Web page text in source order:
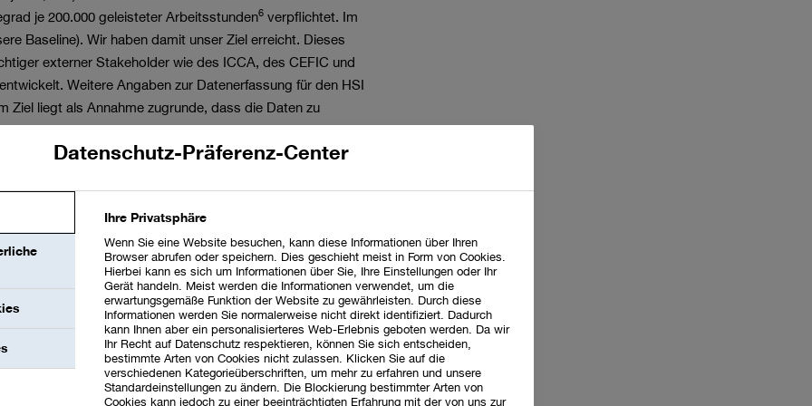
je 200.000 geleisteter Arbeitsstunden6 verpflichtet. Im
Baseline). Wir haben damit unser Ziel erreicht. Dieses
externer Stakeholder wie des ICCA, des CEFIC und
Weitere Angaben zur Datenerfassung für den HSI
Ziel liegt als Annahme zugrunde, dass die Daten zu
Als Limitierung betrachten wir mögliche Verzögerungen
unsere Zielsetzung in Bezug auf Arbeitsunfälle zu
Care-Audits die Einhaltung unserer Richtlinien und
Unfälle sowie deren Ursachen und Folgen
um daraus zu lernen. Systematische
zur Risikominimierung verstehen wir als wichtige
mithilfe des Health Performance Index (HPI). Der HPI ist ein
und Erhaltung der Gesundheit, des Wohlbefindens
und misst. Er umfasst die Bewertung von fünf gleich
medizinische Notfallplanung, Erste Hilfe,
Jede Komponente trägt 20 % zum Gesamtergebnis
Datenschutz-Präferenz-Center
Ihre Privatsphäre
Wenn Sie eine Website besuchen, kann diese Informationen über Ihren
Browser abrufen oder speichern. Dies geschieht meist in Form von Cookies.
Hierbei kann es sich um Informationen über Sie, Ihre Einstellungen oder Ihr
Gerät handeln. Meist werden die Informationen verwendet, um die
erwartungsgemäße Funktion der Website zu gewährleisten. Durch diese
Informationen werden Sie normalerweise nicht direkt identifiziert. Dadurch
kann Ihnen aber ein personalisierteres Web-Erlebnis geboten werden. Da wir
Ihr Recht auf Datenschutz respektieren, können Sie sich entscheiden,
bestimmte Arten von Cookies nicht zulassen. Klicken Sie auf die
verschiedenen Kategorieüberschriften, um mehr zu erfahren und unsere
Standardeinstellungen zu ändern. Die Blockierung bestimmter Arten von
Cookies kann jedoch zu einer beeinträchtigten Erfahrung mit der von uns zur